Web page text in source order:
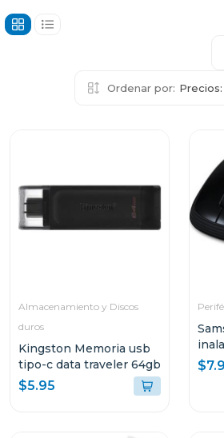
Ordenar por:
Almacenamiento y Discos
duros
Kingston Memoria usb
tipo-c data traveler 64gb
$5.95